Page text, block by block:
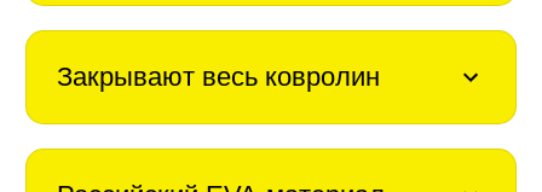
Закрывают весь ковролин